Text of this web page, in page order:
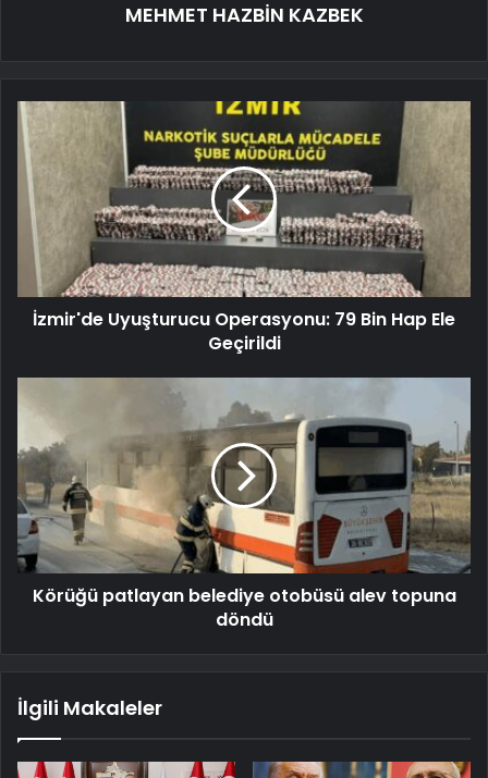
MEHMET HAZBİN KAZBEK
İzmir'de Uyuşturucu Operasyonu: 79 Bin Hap Ele
Geçirildi
Körüğü patlayan belediye otobüsü alev topuna
döndü
İlgili Makaleler